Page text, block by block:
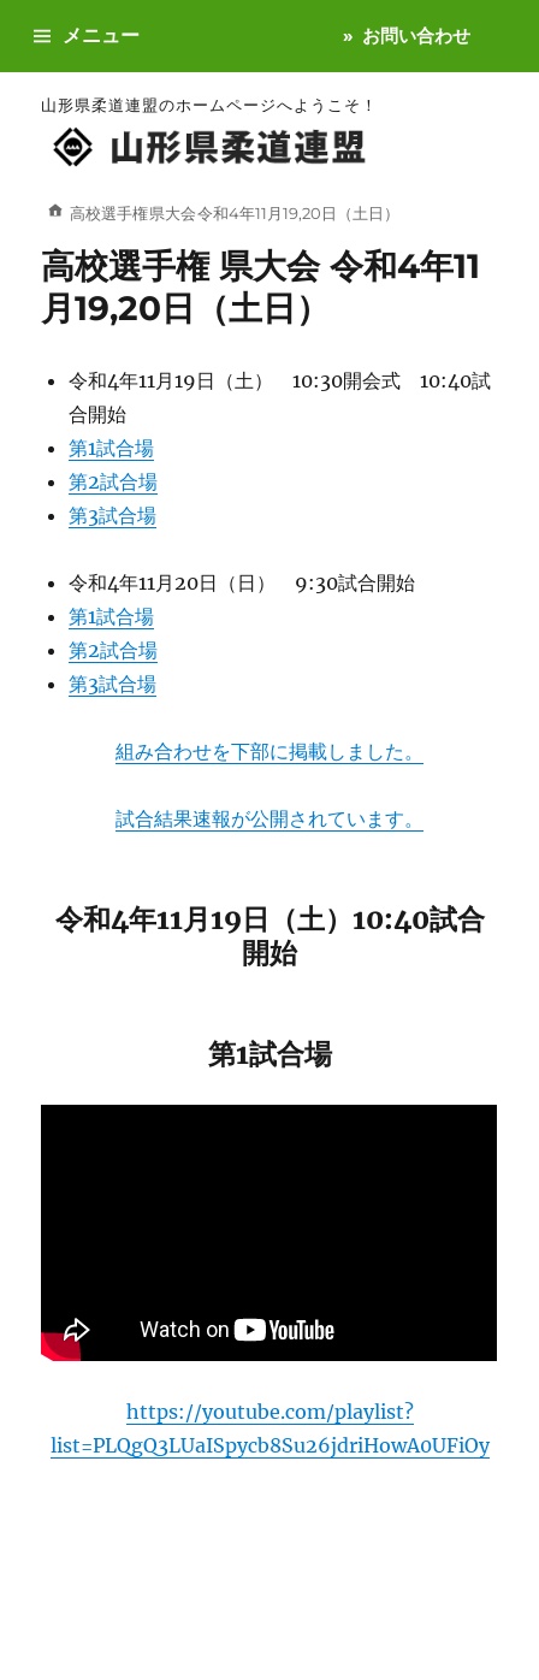
山形県柔道連盟のホームページへようこそ！
メニュー お問い合わせ
高校選手権 県大会 令和4年11月19,20日（土日）
高校選手権 県大会 令和4年11
月19,20日（土日）
令和4年11月19日（土） 10:30開会式 10:40試
合開始
第1試合場
第2試合場
第3試合場
令和4年11月20日（日） 9:30試合開始
第1試合場
第2試合場
第3試合場
組み合わせを下部に掲載しました。
試合結果速報が公開されています。
令和4年11月19日（土）10:40試合
開始
第1試合場
https://youtube.com/playlist?
list=PLQgQ3LUaISpycb8Su26jdriHowA0UFiOy